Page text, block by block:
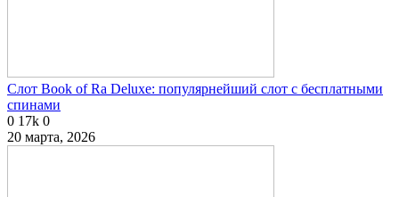
Слот Book of Ra Deluxe: популярнейший слот с бесплатными
спинами
0 17k 0
20 марта, 2026